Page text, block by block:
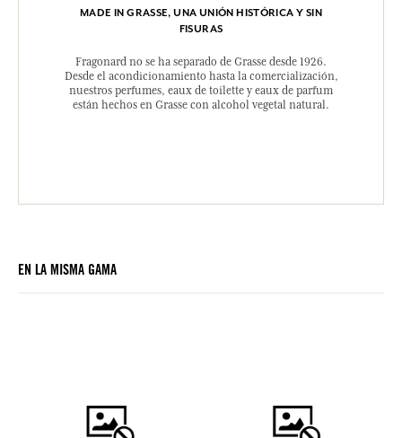
MADE IN GRASSE, UNA UNIÓN HISTÓRICA Y SIN
FISURAS
Fragonard no se ha separado de Grasse desde 1926.
Desde el acondicionamiento hasta la comercialización,
nuestros perfumes, eaux de toilette y eaux de parfum
están hechos en Grasse con alcohol vegetal natural.
EN LA MISMA GAMA